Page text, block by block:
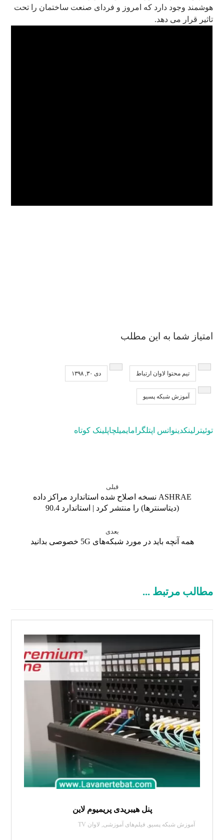
هوشمند وجود دارد که امروز و فردای صنعت ساختمان را تحت
تاثیر قرار می دهد.
امتیاز شما به این مطلب
تیم محتوا لاوان ارتباط دی ۳۰, ۱۳۹۸
آموزش شبکه پسیو
توئیتر لینکدینواتس اپتلگرامایمیلچاپلینک کوتاه
قبلی
ASHRAE نسخه اصلاح شده استاندارد مراکز داده
(دیتاسنترها) را منتشر کرد | استاندارد 90.4
بعدی
همه آنچه باید در مورد شبکه‌های 5G خصوصی بدانید
مطالب مرتبط ...
پنل هیبریدی پریمیوم لاین
آموزش شبکه پسیو, فیلم‌های آموزشی, لاوان TV